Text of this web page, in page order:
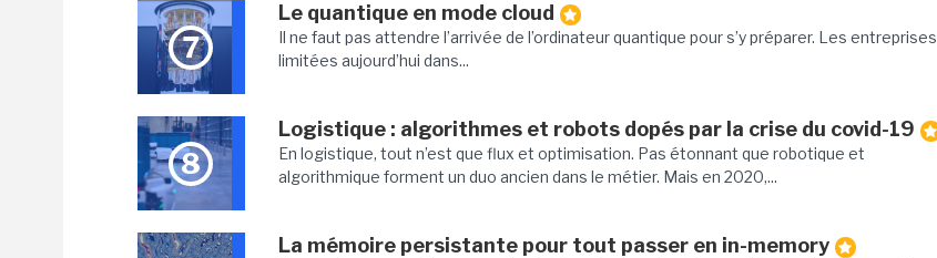
7
Le quantique en mode cloud
Il ne faut pas attendre l’arrivée de l’ordinateur quantique pour s’y préparer. Les entreprises
limitées aujourd’hui dans...
8
Logistique : algorithmes et robots dopés par la crise du covid-19
En logistique, tout n’est que flux et optimisation. Pas étonnant que robotique et
algorithmique forment un duo ancien dans le métier. Mais en 2020,...
La mémoire persistante pour tout passer en in-memory